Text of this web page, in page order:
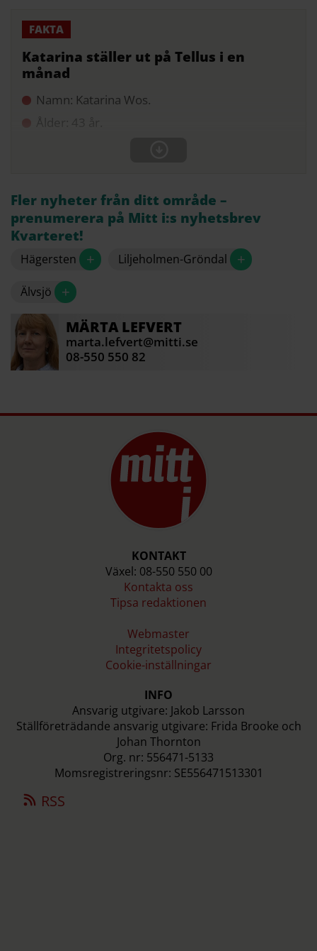
Katarina ställer ut på Tellus i en
månad
Namn: Katarina Wos.
Ålder: 43 år.
Fler nyheter från ditt område –
prenumerera på Mitt i:s nyhetsbrev
Kvarteret!
Hägersten + Liljeholmen-Gröndal +
Älvsjö +
MÄRTA LEFVERT
marta.lefvert@mitti.se
08-550 550 82
KONTAKT
Växel: 08-550 550 00
Kontakta oss
Tipsa redaktionen
Webmaster
Integritetspolicy
Cookie-inställningar
INFO
Ansvarig utgivare: Jakob Larsson
Ställföreträdande ansvarig utgivare: Frida Brooke och
Johan Thornton
Org. nr: 556471-5133
Momsregistreringsnr: SE556471513301
RSS